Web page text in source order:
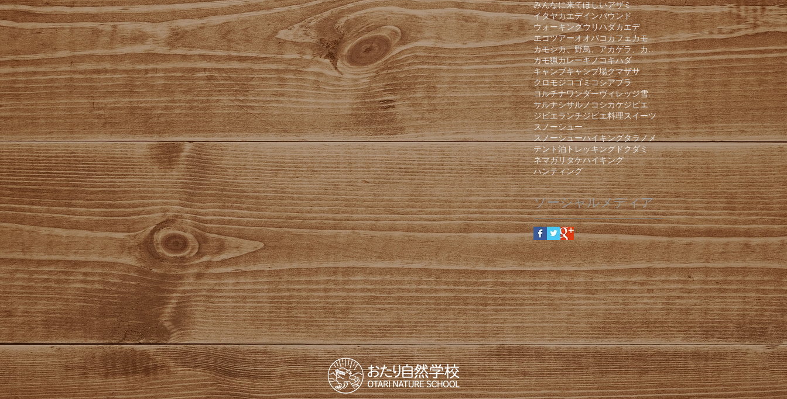
みんなに来てほしいアザミ
イタヤカエデインバウンド
ウォーキングウリハダカエデ
エコツアーオオバコカフェカモ
カモシカ、野鳥、アカゲラ、カケス、クモロジ、野生動物、かんじき、
カモ猟カレーキノコキハダ
キャンプキャンプ場クマザサ
クロモジコゴミコシアブラ
コルチナワンダーヴィレッジ雪遊びパーク
サルナシサルノコシカケジビエ
ジビエランチジビエ料理スイーツ
スノーシュー
スノーシューハイキングタラノメ
テント泊トレッキングドクダミ
ネマガリタケハイキング
ハンティング
ソーシャルメディア